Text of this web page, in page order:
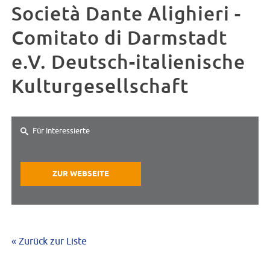
Società Dante Alighieri -
Comitato di Darmstadt
e.V. Deutsch-italienische
Kulturgesellschaft
Für Interessierte
ZUR WEBSEITE
« Zurück zur Liste